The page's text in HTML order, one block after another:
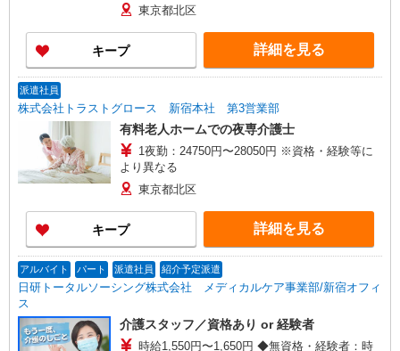
東京都北区
キープ 詳細を見る
派遣社員
株式会社トラストグロース 新宿本社 第3営業部
有料老人ホームでの夜専介護士
1夜勤：24750円〜28050円 ※資格・経験等に
より異なる
東京都北区
キープ 詳細を見る
アルバイト パート 派遣社員 紹介予定派遣
日研トータルソーシング株式会社 メディカルケア事業部/新宿オフィ
ス
介護スタッフ／資格あり or 経験者
時給1,550円〜1,650円 ◆無資格・経験者：時